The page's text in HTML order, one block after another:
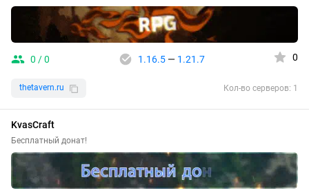
0 / 0 1.16.5— 1.21.7 0
thetavern.ru Кол-во серверов: 1
KvasCraft
Бесплатный донат!